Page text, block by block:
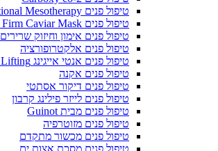
טיפול פנים Fractional Mesotherapy
טיפול פנים Lift & Firm Caviar Mask
טיפול פנים אימון וחיזוק שרירים Muscle Stimulation
טיפול פנים אלקטרופורציה
טיפול פנים אנטי אייגינג Smass Lifting
טיפול פנים אקנה
טיפול פנים דיקור אסתטי
טיפול פנים לייזר פילינג קרבון
טיפול פנים מבית Guinot
טיפול פנים מזוטרפיה
טיפול פנים מכשור מתקדם
טיפול פנים מסכת אצות ים